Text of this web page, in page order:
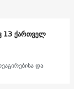
13 ქართველ
და